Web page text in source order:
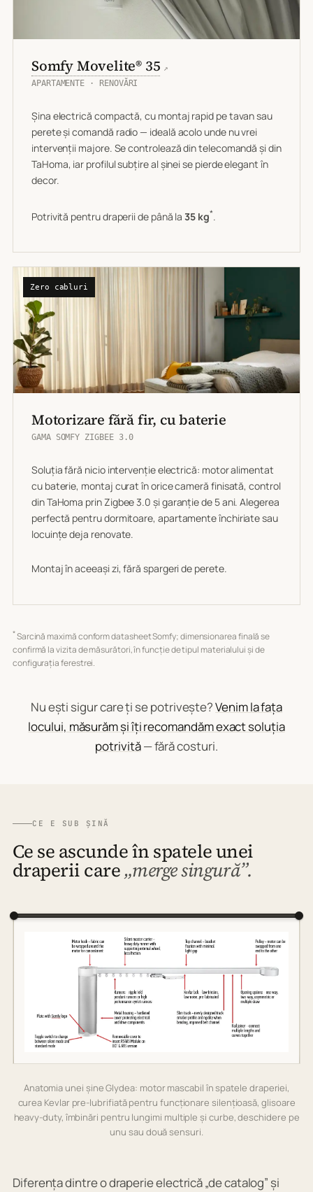
Somfy Movelite® 35 ↗
APARTAMENTE · RENOVĂRI
Șina electrică compactă, cu montaj rapid pe tavan sau
perete și comandă radio — ideală acolo unde nu vrei
intervenții majore. Se controlează din telecomandă și din
TaHoma, iar profilul subțire al șinei se pierde elegant în
decor.
Potrivită pentru draperii de până la35 kg*.
Zero cabluri
Motorizare fără fir, cu baterie
GAMA SOMFY ZIGBEE 3.0
Soluția fără nicio intervenție electrică: motor alimentat
cu baterie, montaj curat în orice cameră finisată, control
din TaHoma prin Zigbee 3.0 și garanție de 5 ani. Alegerea
perfectă pentru dormitoare, apartamente închiriate sau
locuințe deja renovate.
Montaj în aceeași zi, fără spargeri de perete.
*Sarcină maximă conform datasheet Somfy; dimensionarea finală se
confirmă la vizita de măsurători, în funcție de tipul materialului și de
configurația ferestrei.
Nu ești sigur care ți se potrivește?Venim la fața
locului, măsurăm și îți recomandăm exact soluția
potrivită— fără costuri.
CE E SUB ȘINĂ
Ce se ascunde în spatele unei
draperii care„merge singură”.
Anatomia unei șine Glydea: motor mascabil în spatele draperiei,
curea Kevlar pre-lubrifiată pentru funcționare silențioasă, glisoare
heavy-duty, îmbinări pentru lungimi multiple și curbe, deschidere pe
unu sau două sensuri.
Diferența dintre o draperie electrică „de catalog” și